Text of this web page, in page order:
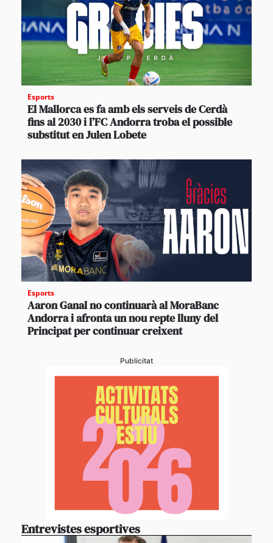
Esports
El Mallorca es fa amb els serveis de Cerdà
fins al 2030 i l’FC Andorra troba el possible
substitut en Julen Lobete
Esports
Aaron Ganal no continuarà al MoraBanc
Andorra i afronta un nou repte lluny del
Principat per continuar creixent
Publicitat
Entrevistes esportives